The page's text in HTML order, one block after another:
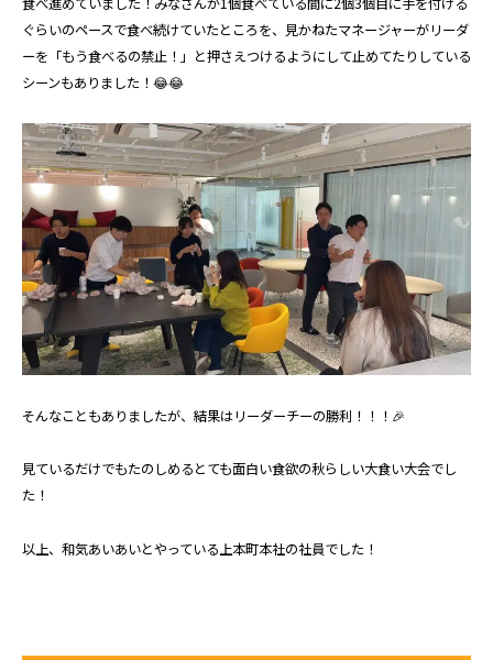
ぐらいのペースで食べ続けていたところを、見かねたマネージャーがリーダ
ーを「もう食べるの禁止！」と押さえつけるようにして止めてたりしている
シーンもありました！😂😂
そんなこともありましたが、結果はリーダーチーの勝利！！！🎉
見ているだけでもたのしめるとても面白い食欲の秋らしい大食い大会でし
た！
以上、和気あいあいとやっている上本町本社の社員でした！